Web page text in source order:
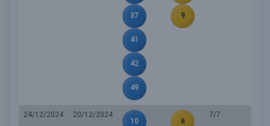
37
41
42
49
9
24/12/2024
20/12/2024
10
6
7/7